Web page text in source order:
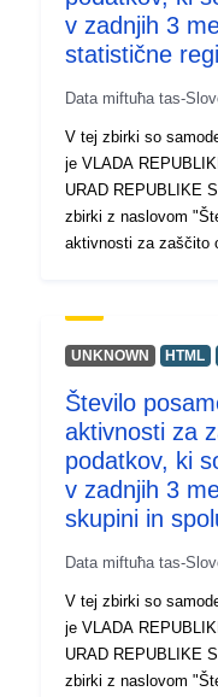
v zadnjih 3
statistične
Data miftuħa tas-
V tej zbirki so
je VLADA
URAD REPUBLIKE
zbirki z naslovom
aktivnosti za zaščito
so na voljo v formatu
povezavami lahko
PX-Win, ki si ga
omogočata izbor
oblike izpisa in
tega pa tudi
velikosti ter nekaj
grafičnih prikazov.
UNKNOWN HTML
Število
aktivnosti za
podatkov, ki
v zadnjih 3
skupini in
Data miftuħa tas-
V tej zbirki so
je VLADA
URAD REPUBLIKE
zbirki z naslovom